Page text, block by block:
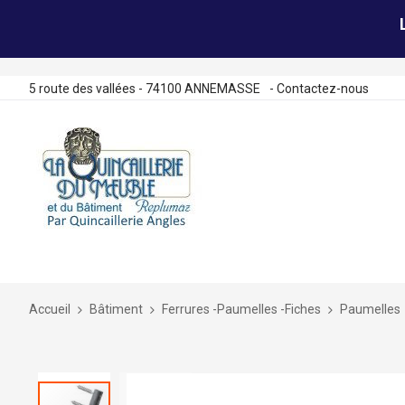
5 route des vallées - 74100 ANNEMASSE - Contactez-nous
Accueil Bâtiment Ferrures -Paumelles -Fiches Paumelles
Skip